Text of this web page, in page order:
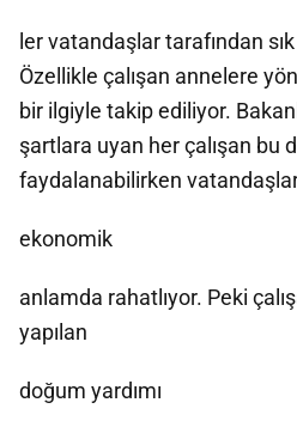
ler vatandaşlar tarafından sık
Özellikle çalışan annelere
bir ilgiyle takip ediliyor.
şartlara uyan her çalışan bu
faydalanabilirken
ekonomik
anlamda rahatlıyor. Peki
yapılan
doğum yardımı